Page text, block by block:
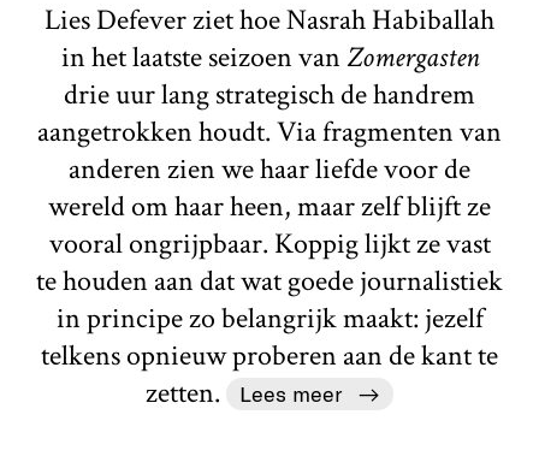
Lies Defever ziet hoe Nasrah Habiballah
in het laatste seizoen vanZomergasten
drie uur lang strategisch de handrem
aangetrokken houdt. Via fragmenten van
anderen zien we haar liefde voor de
wereld om haar heen, maar zelf blijft ze
vooral ongrijpbaar. Koppig lijkt ze vast
te houden aan dat wat goede journalistiek
in principe zo belangrijk maakt: jezelf
telkens opnieuw proberen aan de kant te
zetten.
Lees meer